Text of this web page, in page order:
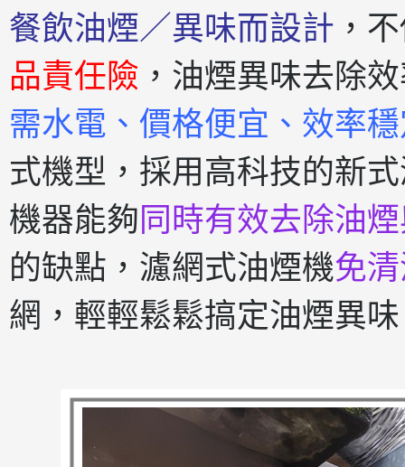
餐飲油煙／異味而設計 ，
品責任險 ，油煙異味去除
需水電、價格便宜、效率
式機型，採用高科技的新
機器能夠 同時有效去除油
的缺點，濾網式油煙機免
網，輕輕鬆鬆搞定油煙異